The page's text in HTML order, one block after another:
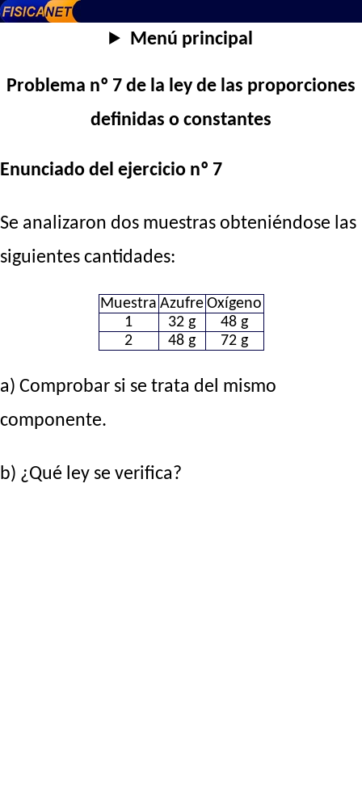
Menú principal
Problema nº 7 de la ley de las proporciones
definidas o constantes
Enunciado del ejercicio nº 7
Se analizaron dos muestras obteniéndose las
siguientes cantidades:
Muestra Azufre Oxígeno
1
32 g
48 g
2
48 g 72 g
a) Comprobar si se trata del mismo
componente.
b) ¿Qué ley se verifica?